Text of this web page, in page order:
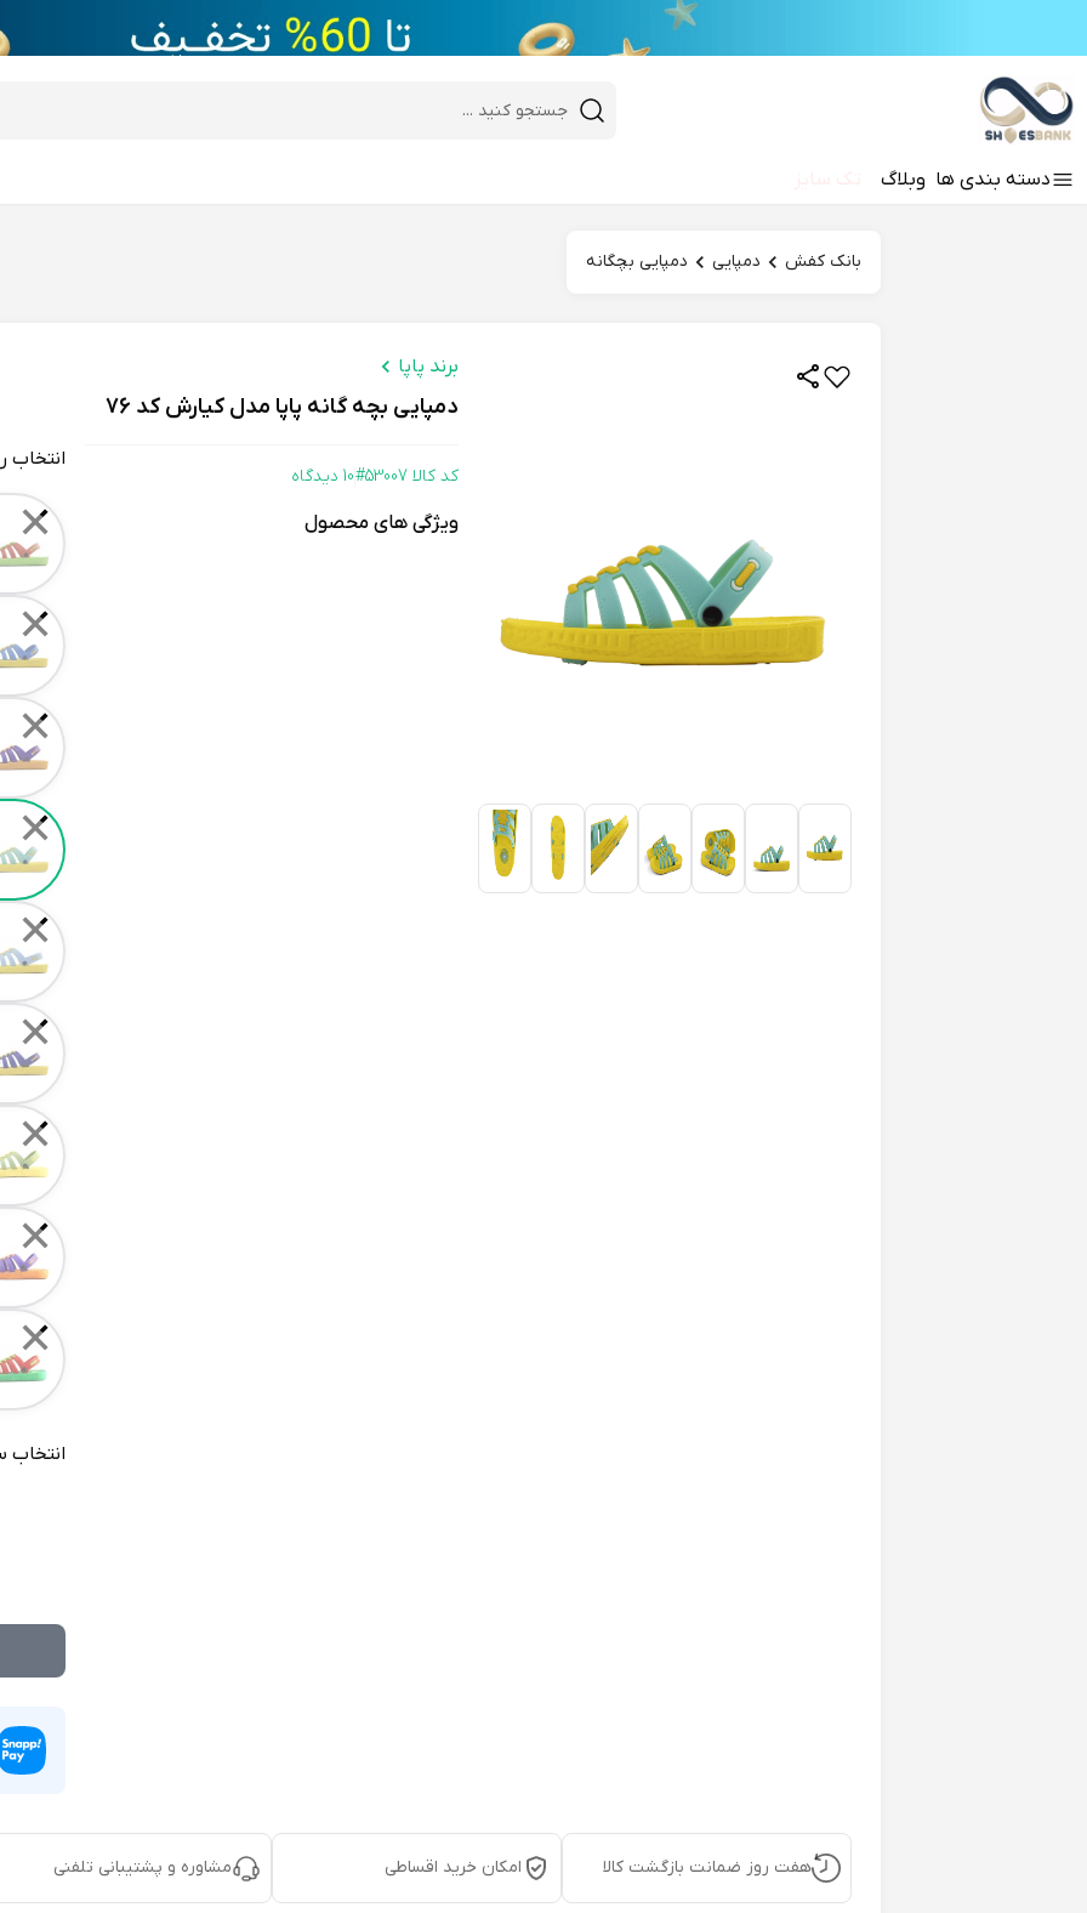
desktop header search
دسته‌ بندی‌ ها وبلاگ
بانک کفش دمپایی دمپایی بچگانه
برند پاپا
دمپایی بچه گانه پاپا مدل کیارش کد 76
کد کالا 53007# 10 دیدگاه
ویژگی های محصول
انتخاب
Color
✕
✕
✕
✕
✕
✕
✕
✕
✕
انتخاب
هفت روز ضمانت بازگشت کالا امکان خرید اقساطی مشاوره و پشتیبانی تلفنی